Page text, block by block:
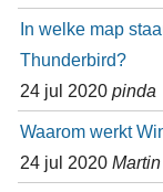
In welke map
Thunderbird?
24 jul 2020 pinda
Waarom werkt
24 jul 2020